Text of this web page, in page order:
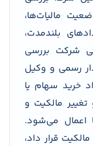
مالیات‌ها،
بلندمدت،
شرکت بررسی
رسمی و وکیل
خرید سهام یا
مالکیت و
اعمال می‌شود.
قرار داد،